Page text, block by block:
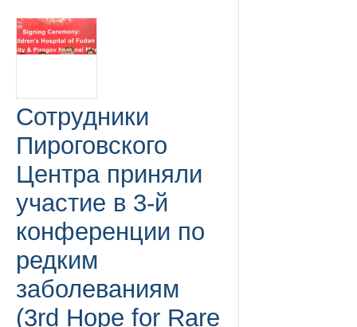
Сотрудники
Пироговского
Центра приняли
участие в 3-й
конференции по
редким
заболеваниям
(3rd Hope for Rare